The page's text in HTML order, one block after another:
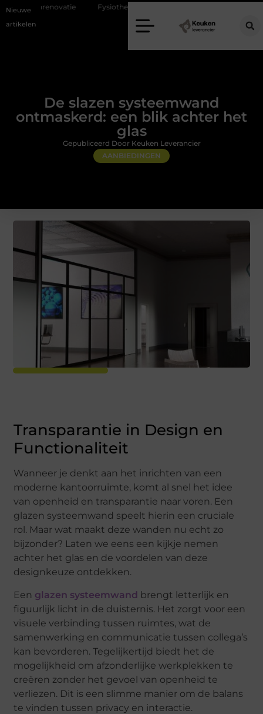
Nieuwe
artikelen
Fysiotherapie Alblasserdam: professionele begeleiding bij pijn en
De slazen systeemwand
ontmaskerd: een blik achter het
glas
AANBIEDINGEN
Gepubliceerd Door Keuken Leverancier
Transparantie in Design en
Functionaliteit
Wanneer je denkt aan het inrichten van een
moderne kantoorruimte, komt al snel het idee
van openheid en transparantie naar voren. Een
glazen systeemwand speelt hierin een cruciale
rol. Maar wat maakt deze wanden nu echt zo
bijzonder? Laten we eens een kijkje nemen
achter het glas en de voordelen van deze
designkeuze ontdekken.
Een glazen systeemwand brengt letterlijk en
figuurlijk licht in de duisternis. Het zorgt voor een
visuele verbinding tussen ruimtes, wat de
samenwerking en communicatie tussen collega’s
kan bevorderen. Tegelijkertijd biedt het de
mogelijkheid om afzonderlijke werkplekken te
creëren zonder het gevoel van openheid te
verliezen. Dit is een slimme manier om de balans
te vinden tussen privacy en interactie.